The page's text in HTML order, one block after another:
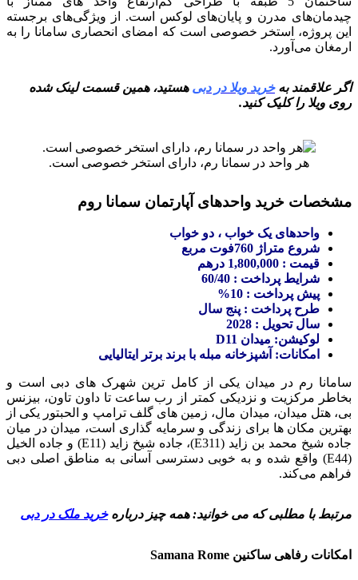
چیدمان‌های مدرن و پایان‌های لوکس است. از ویژگی‌های برجسته
این پروژه، استخر خصوصی است که امضای انحصاری سامانا را به
ارمغان می‌آورد.
اگر علاقمند بهخرید ویلا در دبی هستید، همین قسمت لینک شده
روی ویلا را کلیک کنید.
هر واحد در سمانا رم، دارای استخر خصوصی است.
مشخصات خرید واحدهای آپارتمان سمانا روم
واحدهای یک خواب ، دو خواب
شروع متراژ 760فوت مربع
قیمت : 1,800,000 درهم
شرایط پرداخت : 60/40
پیش پرداخت : 10%
طرح پرداخت : پنج سال
سال تحویل : 2028
لوکیشن: میدان D11
امکانات: آشپزخانه مبله با برند برتر ایتالیایی
سامانا رم در میدان یکی از کامل ترین شهرک های دبی است و
بخاطر مرکزیت و نزدیکی کمتر از رب ساعت تا داون تاون، بیزنس
بی، هتل میدان، میدان مال، زمین های گلف ترامپ و الحبتور یکی از
بهترین مکان ها برای زندگی و سرمایه گذاری است، میدان در میان
جاده شیخ محمد بن زاید (E311)، جاده شیخ زاید (E11) و جاده الخیل
(E44) واقع شده و به خوبی دسترسی آسانی به مناطق اصلی دبی
فراهم می‌کند.
مرتبط با مطلبی که می خوانید: همه چیز دربارهخرید ملک در دبی
امکانات رفاهی ساکنین Samana Rome